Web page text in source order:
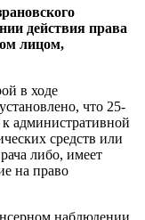
действия права
лицом,
в ходе
что 25-
административной
средств или
либо, имеет
на право
наблюдении